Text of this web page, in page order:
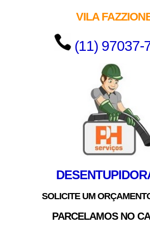
VILA
(11) 97037-
SOLICITE UM
PARCELAMOS NO